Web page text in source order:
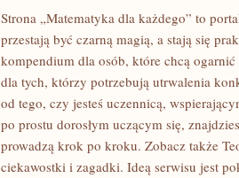
Strona „Matematyka dla każdego” to
przestają być czarną magią, a stają się
kompendium dla osób, które chcą
dla tych, którzy potrzebują utrwalenia
od tego, czy jesteś uczennicą,
po prostu dorosłym uczącym się,
prowadzą krok po kroku. Zobacz także
ciekawostki i zagadki. Ideą serwisu jest